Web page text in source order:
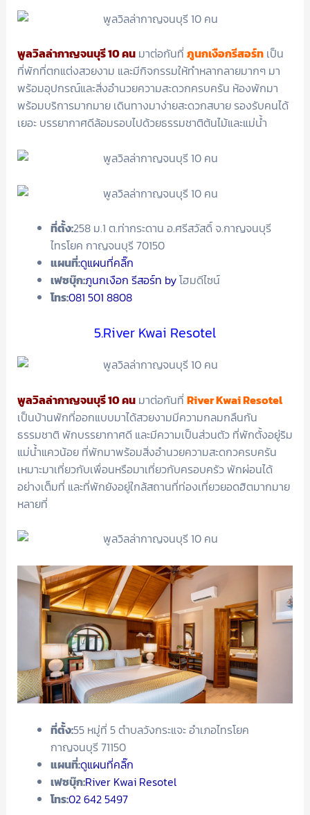
พูลวิลล่ากาญจนบุรี 10 คนมาต่อกันที่ ภูนกเงือกรีสอร์ทเป็น
ที่พักที่ตกแต่งสวยงาม และมีกิจกรรมให้ทำหลากลายมากๆ มา
พร้อมอุปกรณ์และสิ่งอำนวยความสะดวกครบครัน ห้องพักมา
พร้อมบริการมากมาย เดินทางมาง่ายสะดวกสบาย รองรับคนได้
เยอะ บรรยากาศดีล้อมรอบไปด้วยธรรมชาติต้นไม้และแม่น้ำ
ที่ตั้ง:258 ม.1 ต.ท่ากระดาน อ.ศรีสวัสดิ์ จ.กาญจนบุรี
ไทรโยค กาญจนบุรี 70150
แผนที่:ดูแผนที่คลิ๊ก
เฟซบุ๊ก:ภูนกเงือก รีสอร์ท byโฮมดีไซน์
โทร:081 501 8808
5.River Kwai Resotel
พูลวิลล่ากาญจนบุรี 10 คนมาต่อกันที่ River Kwai Resotel
เป็นบ้านพักที่ออกแบบมาได้สวยงามมีความกลมกลืนกัน
ธรรมชาติ พักบรรยากาศดี และมีความเป็นส่วนตัว ที่พักตั้งอยู่ริม
แม่น้ำแควน้อย ที่พักมาพร้อมสิ่งอำนวยความสะดกวครบครัน
เหมาะมาเที่ยวกับเพื่อนหรือมาเที่ยวกับครอบครัว พักผ่อนได้
อย่างเต็มที่ และที่พักยังอยู่ใกล้สถานที่ท่องเที่ยวยอดฮิตมากมาย
หลายที่
ที่ตั้ง:55 หมู่ที่ 5 ตำบลวังกระแจะ อำเภอไทรโยค
กาญจนบุรี 71150
แผนที่:ดูแผนที่คลิ๊ก
เฟซบุ๊ก:River Kwai Resotel
โทร:02 642 5497